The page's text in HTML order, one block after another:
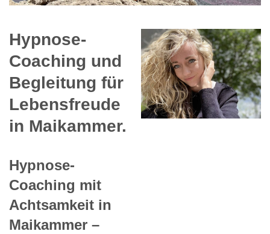
Hypnose-
Coaching und
Begleitung für
Lebensfreude
in Maikammer.
Hypnose-
Coaching mit
Achtsamkeit in
Maikammer –